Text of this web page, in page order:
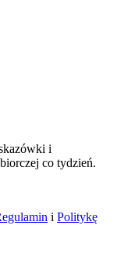
i
co tydzień.
i Politykę